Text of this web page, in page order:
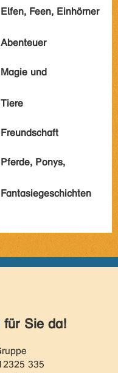
Elfen, Feen, Einhörner
Abenteuer
Magie und
Tiere
Freundschaft
Pferde, Ponys,
Fantasiegeschichten